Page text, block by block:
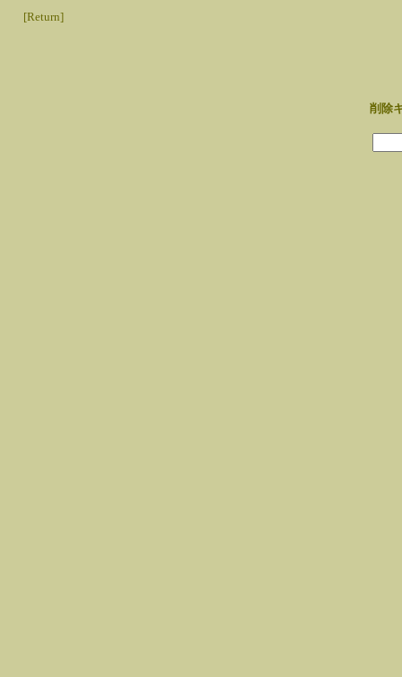
[Return]
削除